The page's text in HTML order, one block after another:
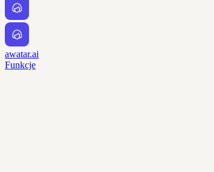
awatar.ai
Funkcje